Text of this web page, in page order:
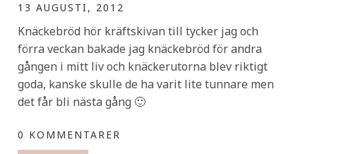
13 AUGUSTI, 2012
Knäckebröd hör kräftskivan till tycker jag och
förra veckan bakade jag knäckebröd för andra
gången i mitt liv och knäckerutorna blev riktigt
goda, kanske skulle de ha varit lite tunnare men
det får bli nästa gång 🙂
0 KOMMENTARER